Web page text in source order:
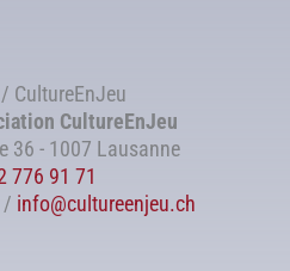
CultureEnJeu
CultureEnJeu
36 - 1007 Lausanne
776 91 71
/ info@cultureenjeu.ch